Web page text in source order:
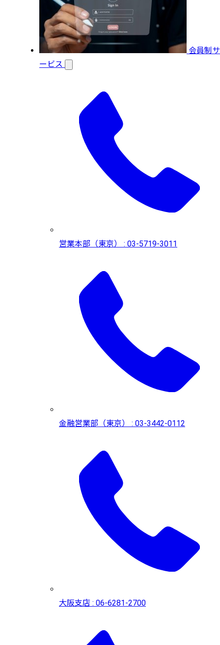
会員制サ
ービス
営業本部（東京） : 03-5719-3011
金融営業部（東京） : 03-3442-0112
大阪支店 : 06-6281-2700